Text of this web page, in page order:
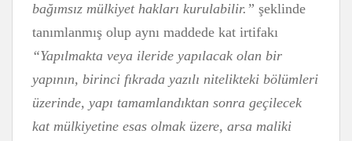
bağımsız mülkiyet hakları kurulabilir.” şeklinde
tanımlanmış olup aynı maddede kat irtifakı
“Yapılmakta veya ileride yapılacak olan bir
yapının, birinci fıkrada yazılı nitelikteki bölümleri
üzerinde, yapı tamamlandıktan sonra geçilecek
kat mülkiyetine esas olmak üzere, arsa maliki